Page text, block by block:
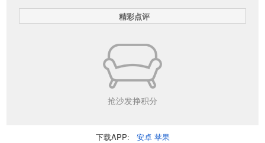
精彩点评
抢沙发挣积分
下载APP: 安卓 苹果